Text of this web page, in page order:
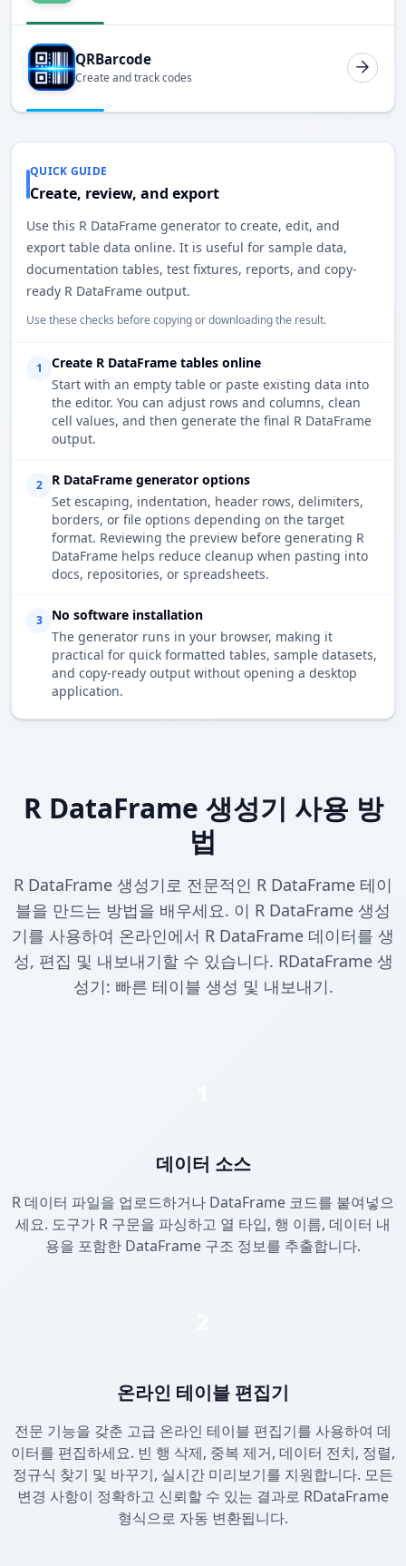
QRBarcode
Create and track codes
QUICK GUIDE
Create, review, and export
Use this R DataFrame generator to create, edit, and
export table data online. It is useful for sample data,
documentation tables, test fixtures, reports, and copy-
ready R DataFrame output.
Use these checks before copying or downloading the result.
1
Create R DataFrame tables online
Start with an empty table or paste existing data into
the editor. You can adjust rows and columns, clean
cell values, and then generate the final R DataFrame
output.
2
R DataFrame generator options
Set escaping, indentation, header rows, delimiters,
borders, or file options depending on the target
format. Reviewing the preview before generating R
DataFrame helps reduce cleanup when pasting into
docs, repositories, or spreadsheets.
3
No software installation
The generator runs in your browser, making it
practical for quick formatted tables, sample datasets,
and copy-ready output without opening a desktop
application.
R DataFrame 생성기 사용 방
법
R DataFrame 생성기로 전문적인 R DataFrame 테이
블을 만드는 방법을 배우세요. 이 R DataFrame 생성
기를 사용하여 온라인에서 R DataFrame 데이터를 생
성, 편집 및 내보내기할 수 있습니다. RDataFrame 생
성기: 빠른 테이블 생성 및 내보내기.
데이터 소스
R 데이터 파일을 업로드하거나 DataFrame 코드를 붙여넣으
세요. 도구가 R 구문을 파싱하고 열 타입, 행 이름, 데이터 내
용을 포함한 DataFrame 구조 정보를 추출합니다.
온라인 테이블 편집기
전문 기능을 갖춘 고급 온라인 테이블 편집기를 사용하여 데
이터를 편집하세요. 빈 행 삭제, 중복 제거, 데이터 전치, 정렬,
정규식 찾기 및 바꾸기, 실시간 미리보기를 지원합니다. 모든
변경 사항이 정확하고 신뢰할 수 있는 결과로 RDataFrame
형식으로 자동 변환됩니다.